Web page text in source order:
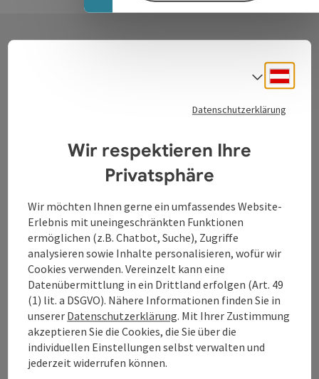
Oberösterreich
WGD Donau Oberösterreich Tourismus
Lindengasse 9
4040 Linz
+43 732 7277 - 888
info@donauregion.at
Fax: +43 732 7277 - 804
Datenschutzerklärung
Wir respektieren Ihre
Privatsphäre
Wir möchten Ihnen gerne ein umfassendes Website-
Erlebnis mit uneingeschränkten Funktionen
ermöglichen (z.B. Chatbot, Suche), Zugriffe
analysieren sowie Inhalte personalisieren, wofür wir
Cookies verwenden. Vereinzelt kann eine
Datenübermittlung in ein Drittland erfolgen (Art. 49
(1) lit. a DSGVO). Nähere Informationen finden Sie in
unserer Datenschutzerklärung. Mit Ihrer Zustimmung
akzeptieren Sie die Cookies, die Sie über die
individuellen Einstellungen selbst verwalten und
jederzeit widerrufen können.